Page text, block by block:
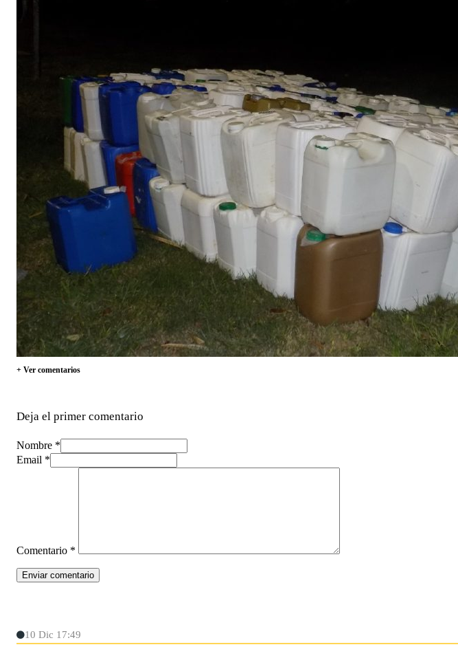
+ Ver comentarios
Deja el primer comentario
Nombre *
Email *
Comentario *
10 Dic 17:49